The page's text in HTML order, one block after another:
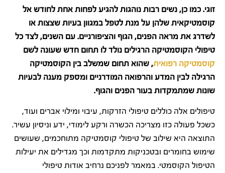
זוגי. כמו כן, נשים רבות נוהגות להגיע לפחות אחת לחודש אל
קוסמטיקאית שלהן על מנת לטפל במגוון בעיות שצצות או
לשדרג את מראה הפנים, הגוף והציפורניים. עם השנים, לצד כל
טיפולי הקוסמטיקה הרגילים נולד לו תחום חדש שעונה לשם
קוסמטיקה רפואית, שהוא תחום שמשלב בין הקוסמטיקה
הרגילה לבין המדע והרפואה המודרניים ומספק מענה לבעיות
שונות שמתמקדות בעור הפנים והגוף.
טיפולים אלה כוללים טיפולי הזרקות, עיבוי ומילוי אברים ועוד,
כשכל פעולה כזו מצריכה הכשרה ורקע לימודי, ידע וניסיון עשיר.
התוצאה היא שילוב של טיפולי קוסמטיקה מתוחכמים, שעושים
שימוש בחומרים ובטכניקות מתקדמות וכך מגדילים את יעילות
הטיפול הקוסמטי. במאמר לפניכם נרחיב אודות טיפולי